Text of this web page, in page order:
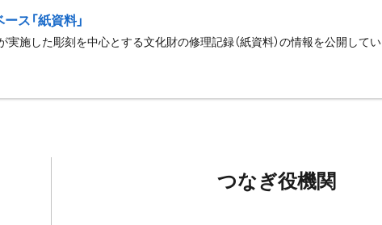
ス「紙資料」
実施した彫刻を中心とする文化財の修理記録（紙資料）の情報を公開してい
つなぎ役機関